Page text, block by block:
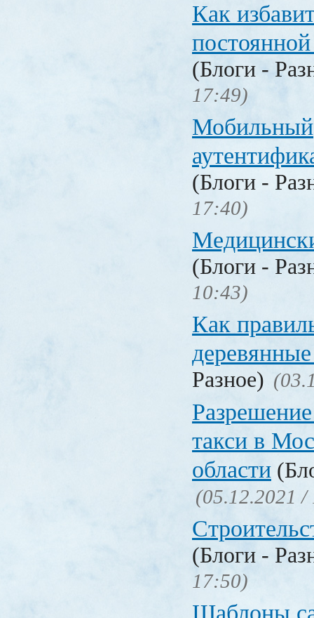
Как
(Блоги -
17:49)
Мобильный
(Блоги -
17:40)
(Блоги -
10:43)
Как
Разное)
такси в
области
(05.12.2021 /
(Блоги -
17:50)